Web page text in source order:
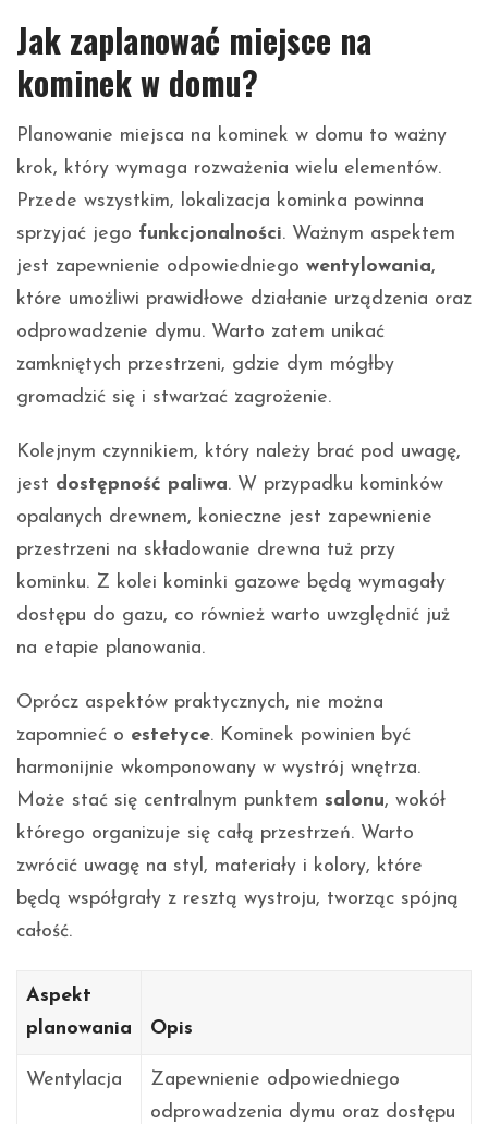
Jak zaplanować miejsce na
kominek w domu?
Planowanie miejsca na kominek w domu to ważny
krok, który wymaga rozważenia wielu elementów.
Przede wszystkim, lokalizacja kominka powinna
sprzyjać jego funkcjonalności. Ważnym aspektem
jest zapewnienie odpowiedniego wentylowania,
które umożliwi prawidłowe działanie urządzenia oraz
odprowadzenie dymu. Warto zatem unikać
zamkniętych przestrzeni, gdzie dym mógłby
gromadzić się i stwarzać zagrożenie.
Kolejnym czynnikiem, który należy brać pod uwagę,
jest dostępność paliwa. W przypadku kominków
opalanych drewnem, konieczne jest zapewnienie
przestrzeni na składowanie drewna tuż przy
kominku. Z kolei kominki gazowe będą wymagały
dostępu do gazu, co również warto uwzględnić już
na etapie planowania.
Oprócz aspektów praktycznych, nie można
zapomnieć o estetyce. Kominek powinien być
harmonijnie wkomponowany w wystrój wnętrza.
Może stać się centralnym punktem salonu, wokół
którego organizuje się całą przestrzeń. Warto
zwrócić uwagę na styl, materiały i kolory, które
będą współgrały z resztą wystroju, tworząc spójną
całość.
Aspekt
planowania
Opis
Wentylacja
Zapewnienie odpowiedniego
odprowadzenia dymu oraz dostępu